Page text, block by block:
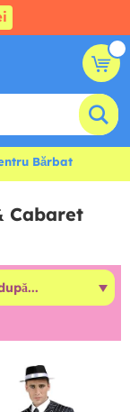
Bărbat
Cabaret